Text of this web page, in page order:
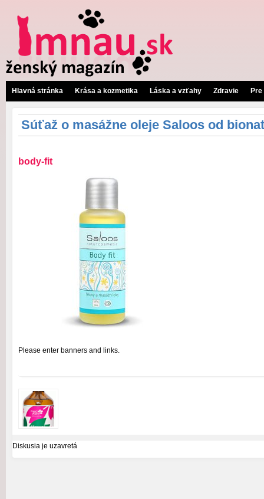
Hlavná stránka Krása a kozmetika Láska a vzťahy Zdravie
Súťaž o masážne oleje Saloos od
body-fit
Please enter banners and links.
Diskusia je uzavretá